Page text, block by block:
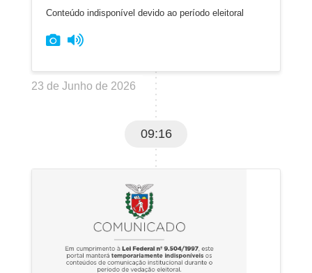
Conteúdo indisponível devido ao período eleitoral
23 de Junho de 2026
09:16